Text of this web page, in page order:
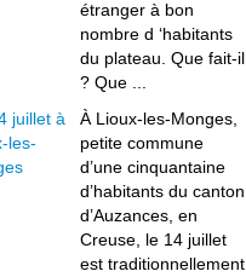
étranger à bon
nombre d ‘habitants
du plateau. Que fait-il
? Que ...
juillet à
les-
À Lioux-les-Monges,
petite commune
d’une cinquantaine
d’habitants du canton
d’Auzances, en
Creuse, le 14 juillet
est traditionnellement